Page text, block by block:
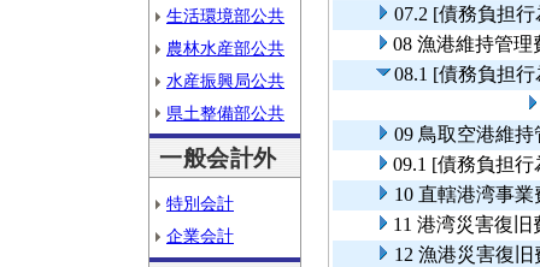
生活環境部公共
農林水産部公共
水産振興局公共
県土整備部公共
一般会計外
特別会計
企業会計
07.2 [債務負担
08 漁港維持管理
08.1 [債務負担
09 鳥取空港維持
09.1 [債務負担
10 直轄港湾事
11 港湾災害復旧
12 漁港災害復旧